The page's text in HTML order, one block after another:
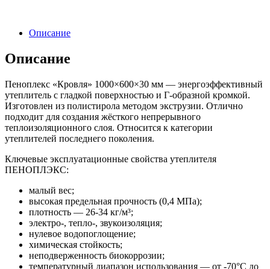
Описание
Описание
Пеноплекс «Кровля» 1000×600×30 мм — энергоэффективный
утеплитель с гладкой поверхностью и Г-образной кромкой.
Изготовлен из полистирола методом экструзии. Отлично
подходит для создания жёсткого непрерывного
теплоизоляционного слоя. Относится к категории
утеплителей последнего поколения.
Ключевые эксплуатационные свойства утеплителя
ПЕНОПЛЭКС:
малый вес;
высокая предельная прочность (0,4 МПа);
плотность — 26-34 кг/м³;
электро-, тепло-, звукоизоляция;
нулевое водопоглощение;
химическая стойкость;
неподверженность биокоррозии;
температурный диапазон использования — от -70°С до